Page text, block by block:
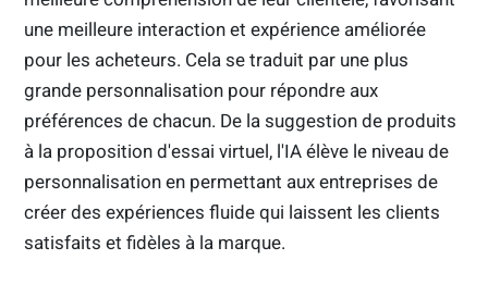
une meilleure interaction et expérience améliorée
pour les acheteurs. Cela se traduit par une plus
grande personnalisation pour répondre aux
préférences de chacun. De la suggestion de produits
à la proposition d'essai virtuel, l'IA élève le niveau de
personnalisation en permettant aux entreprises de
créer des expériences fluide qui laissent les clients
satisfaits et fidèles à la marque.